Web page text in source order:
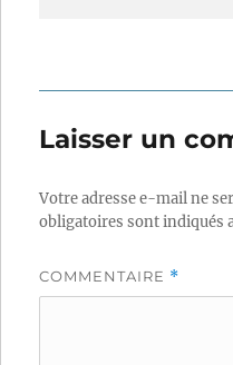
Laisser un
Votre adresse e-mail ne
obligatoires sont indiqués
COMMENTAIRE *